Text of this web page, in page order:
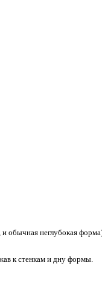
обычная неглубокая
к стенкам и дну формы.